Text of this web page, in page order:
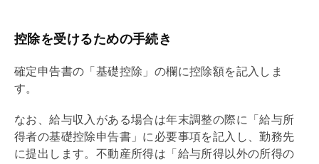
控除を受けるための手続き
確定申告書の「 基礎控除」の欄に控除額を記入しま
す。
なお、給与収入がある場合は年末調整の際に「給与所
得者の基礎控除申告書」に必要事項を記入し、勤務先
に提出します。不動産所得は「給与所得以外の所得の